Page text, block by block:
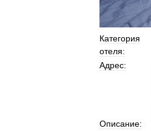
Категория
отеля:
Адрес:
Описание: